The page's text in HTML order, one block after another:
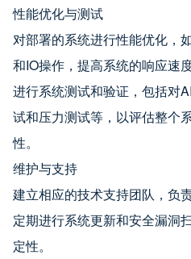
性能优化与测试
对部署的系统进行性能优化，
和IO操作，提高系统的响应速度
进行系统测试和验证，包括对
试和压力测试等，以评估整个
性。
维护与支持
建立相应的技术支持团队，负
定期进行系统更新和安全漏洞
定性。